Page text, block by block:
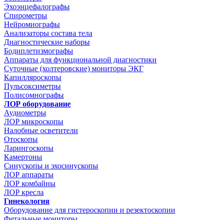
Эхоэнцефалографы
Спирометры
Нейромиографы
Анализаторы состава тела
Диагностические наборы
Бодиплетизмографы
Аппараты для функциональной диагностики
Суточные (холтеровские) мониторы ЭКГ
Капилляроскопы
Пульсоксиметры
Полисомнографы
ЛОР оборудование
Аудиометры
ЛОР микроскопы
Налобные осветители
Отоскопы
Ларингоскопы
Камертоны
Синускопы и эхосинускопы
ЛОР аппараты
ЛОР комбайны
ЛОР кресла
Гинекология
Оборудование для гистероскопии и резектоскопии